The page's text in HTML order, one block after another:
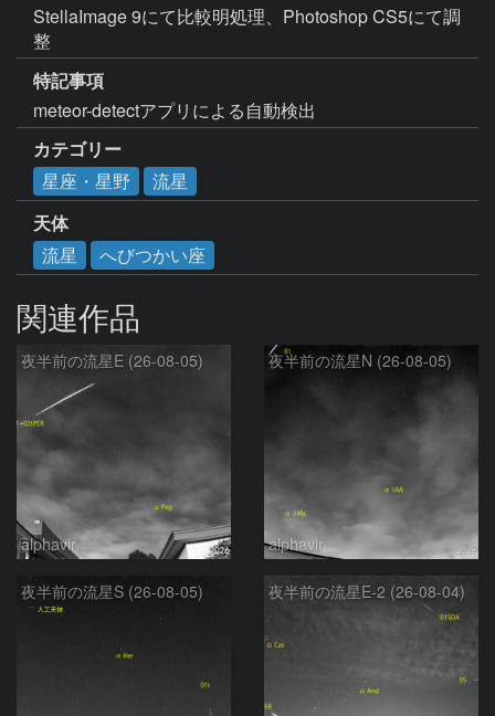
StellaImage 9にて比較明処理、Photoshop CS5にて調
整
特記事項
meteor-detectアプリによる自動検出
カテゴリー
星座・星野
流星
天体
流星
へびつかい座
関連作品
夜半前の流星E (26-08-05)
alphavir
夜半前の流星N (26-08-05)
alphavir
夜半前の流星S (26-08-05) 夜半前の流星E-2 (26-08-04)